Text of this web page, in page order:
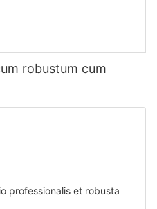
robustum cum